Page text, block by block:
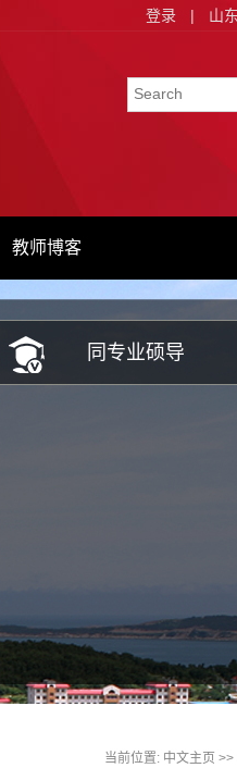
登录 | 山
教师博客
同专业硕导
当前位置: 中文主页 >>